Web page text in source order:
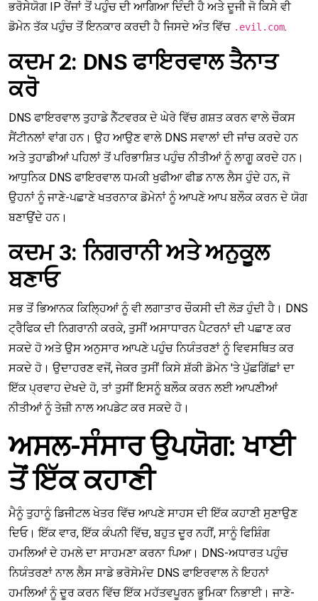
ਭਰੋਸੇਯੋਗ IP ਰੇਂਜਾਂ ਤੋਂ ਪਹੁੰਚ ਦੀ ਆਗਿਆ ਦਿੰਦੀ ਹੈ ਅਤੇ ਦੂਜੀ ਜੋ ਕਿਸੇ ਵੀ
ਡੋਮੇਨ ਤੱਕ ਪਹੁੰਚ ਤੋਂ ਇਨਕਾਰ ਕਰਦੀ ਹੈ ਜਿਸਦੇ ਅੰਤ ਵਿੱਚ .evil.com.
ਕਦਮ 2: DNS ਫਾਇਰਵਾਲ ਤੈਨਾਤ
ਕਰੋ
DNS ਫਾਇਰਵਾਲ ਤੁਹਾਡੇ ਨੈੱਟਵਰਕ ਦੇ ਘੇਰੇ ਵਿੱਚ ਗਸ਼ਤ ਕਰਨ ਵਾਲੇ ਚੌਕਸ
ਸੈਂਟੀਨਲਾਂ ਵਾਂਗ ਹਨ। ਉਹ ਆਉਣ ਵਾਲੇ DNS ਸਵਾਲਾਂ ਦੀ ਜਾਂਚ ਕਰਦੇ ਹਨ
ਅਤੇ ਤੁਹਾਡੀਆਂ ਪਹਿਲਾਂ ਤੋਂ ਪਰਿਭਾਸ਼ਿਤ ਪਹੁੰਚ ਨੀਤੀਆਂ ਨੂੰ ਲਾਗੂ ਕਰਦੇ ਹਨ।
ਆਧੁਨਿਕ DNS ਫਾਇਰਵਾਲ ਧਮਕੀ ਖੁਫੀਆ ਫੀਡ ਨਾਲ ਲੈਸ ਹੁੰਦੇ ਹਨ, ਜੋ
ਉਹਨਾਂ ਨੂੰ ਜਾਣੇ-ਪਛਾਣੇ ਖਤਰਨਾਕ ਡੋਮੇਨਾਂ ਨੂੰ ਆਪਣੇ ਆਪ ਬਲੌਕ ਕਰਨ ਦੇ ਯੋਗ
ਬਣਾਉਂਦੇ ਹਨ।
ਕਦਮ 3: ਨਿਗਰਾਨੀ ਅਤੇ ਅਨੁਕੂਲ
ਬਣਾਓ
ਸਭ ਤੋਂ ਭਿਆਨਕ ਕਿਲ੍ਹਿਆਂ ਨੂੰ ਵੀ ਲਗਾਤਾਰ ਚੌਕਸੀ ਦੀ ਲੋੜ ਹੁੰਦੀ ਹੈ। DNS
ਟ੍ਰੈਫਿਕ ਦੀ ਨਿਗਰਾਨੀ ਕਰਕੇ, ਤੁਸੀਂ ਅਸਾਧਾਰਨ ਪੈਟਰਨਾਂ ਦੀ ਪਛਾਣ ਕਰ
ਸਕਦੇ ਹੋ ਅਤੇ ਉਸ ਅਨੁਸਾਰ ਆਪਣੇ ਪਹੁੰਚ ਨਿਯੰਤਰਣਾਂ ਨੂੰ ਵਿਵਸਥਿਤ ਕਰ
ਸਕਦੇ ਹੋ। ਉਦਾਹਰਣ ਵਜੋਂ, ਜੇਕਰ ਤੁਸੀਂ ਕਿਸੇ ਸ਼ੱਕੀ ਡੋਮੇਨ 'ਤੇ ਪੁੱਛਗਿੱਛਾਂ ਦਾ
ਇੱਕ ਪ੍ਰਵਾਹ ਦੇਖਦੇ ਹੋ, ਤਾਂ ਤੁਸੀਂ ਇਸਨੂੰ ਬਲੌਕ ਕਰਨ ਲਈ ਆਪਣੀਆਂ
ਨੀਤੀਆਂ ਨੂੰ ਤੇਜ਼ੀ ਨਾਲ ਅਪਡੇਟ ਕਰ ਸਕਦੇ ਹੋ।
ਅਸਲ-ਸੰਸਾਰ ਉਪਯੋਗ: ਖਾਈ
ਤੋਂ ਇੱਕ ਕਹਾਣੀ
ਮੈਨੂੰ ਤੁਹਾਨੂੰ ਡਿਜੀਟਲ ਖੇਤਰ ਵਿੱਚ ਆਪਣੇ ਸਾਹਸ ਦੀ ਇੱਕ ਕਹਾਣੀ ਸੁਣਾਉਣ
ਦਿਓ। ਇੱਕ ਵਾਰ, ਇੱਕ ਕੰਪਨੀ ਵਿੱਚ, ਬਹੁਤ ਦੂਰ ਨਹੀਂ, ਸਾਨੂੰ ਫਿਸ਼ਿੰਗ
ਹਮਲਿਆਂ ਦੇ ਹਮਲੇ ਦਾ ਸਾਹਮਣਾ ਕਰਨਾ ਪਿਆ। DNS-ਅਧਾਰਤ ਪਹੁੰਚ
ਨਿਯੰਤਰਣਾਂ ਨਾਲ ਲੈਸ ਸਾਡੇ ਭਰੋਸੇਮੰਦ DNS ਫਾਇਰਵਾਲ ਨੇ ਇਹਨਾਂ
ਹਮਲਿਆਂ ਨੂੰ ਦੂਰ ਕਰਨ ਵਿੱਚ ਇੱਕ ਮਹੱਤਵਪੂਰਨ ਭੂਮਿਕਾ ਨਿਭਾਈ। ਜਾਣੇ-